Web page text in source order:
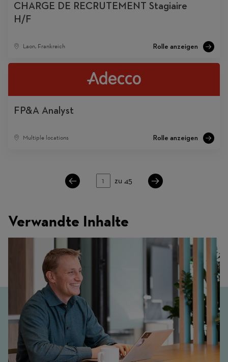
CHARGE DE RECRUTEMENT Stagiaire
H/F
Laon, Frankreich
FP&A Analyst
Multiple locations
Seite zu 45
Verwandte Inhalte